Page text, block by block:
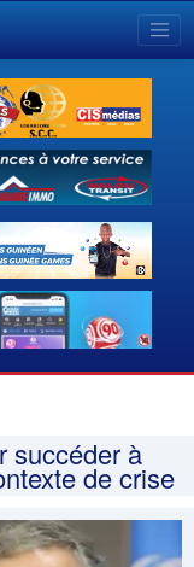
succéder à
de crise